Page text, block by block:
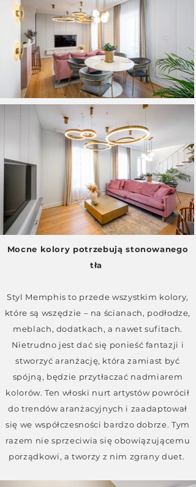
Mocne kolory potrzebują stonowanego
tła
Styl Memphis to przede wszystkim kolory,
które są wszędzie – na ścianach, podłodze,
meblach, dodatkach, a nawet sufitach.
Nietrudno jest dać się ponieść fantazji i
stworzyć aranżację, która zamiast być
spójną, będzie przytłaczać nadmiarem
kolorów. Ten włoski nurt artystów powrócił
do trendów aranżacyjnych i zaadaptował
się we współczesności bardzo dobrze. Tym
razem nie sprzeciwia się obowiązującemu
porządkowi, a tworzy z nim zgrany duet.